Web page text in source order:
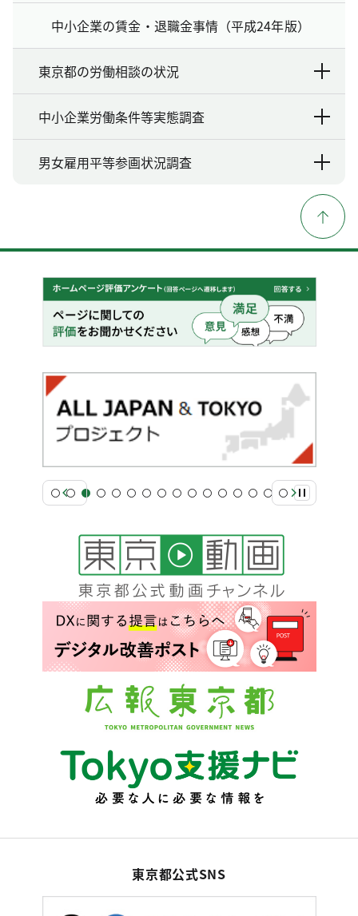
中小企業の賃金・退職金事情（平成24年版）
東京都の労働相談の状況
中小企業労働条件等実態調査
男女雇用平等参画状況調査
東京都公式SNS